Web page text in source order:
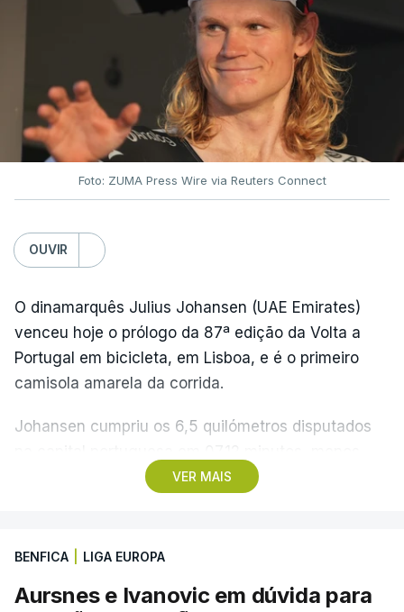
Foto: ZUMA Press Wire via Reuters Connect
OUVIR
VER MAIS
O dinamarquês Julius Johansen (UAE Emirates)
venceu hoje o prólogo da 87ª edição da Volta a
Portugal em bicicleta, em Lisboa, e é o primeiro
camisola amarela da corrida.
Johansen cumpriu os 6,5 quilómetros disputados
quatro segundos do que o companheiro de equipa
pista.
O vice-campeão português de contrarrelógio,
BENFICA LIGA EUROPA
Aursnes e Ivanovic em dúvida para